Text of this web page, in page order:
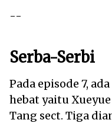
--
Serba-Serbi
Pada episode 7,
hebat yaitu Xueyue
Tang sect. Tiga